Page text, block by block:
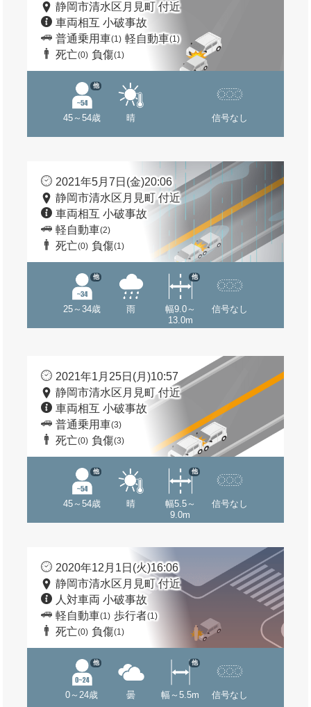
静岡市清水区月見町 付近
車両相互 小破事故
普通乗用車(1) 軽自動車(1)
死亡(0) 負傷(1)
45～54歳
他
晴 信号なし
2021年5月7日(金)20:06
静岡市清水区月見町 付近
車両相互 小破事故
軽自動車(2)
死亡(0) 負傷(1)
25～34歳
他
雨
幅9.0～
13.0m
他
信号なし
2021年1月25日(月)10:57
静岡市清水区月見町 付近
車両相互 小破事故
普通乗用車(3)
死亡(0) 負傷(3)
45～54歳
他
晴
幅5.5～
9.0m
他
信号なし
2020年12月1日(火)16:06
静岡市清水区月見町 付近
人対車両 小破事故
軽自動車(1) 歩行者(1)
死亡(0) 負傷(1)
0～24歳
他
曇 幅～5.5m
他
信号なし